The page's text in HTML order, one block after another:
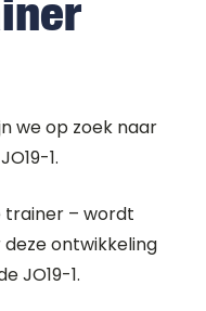
we op zoek naar
1.
trainer – wordt
deze ontwikkeling
JO19-1.